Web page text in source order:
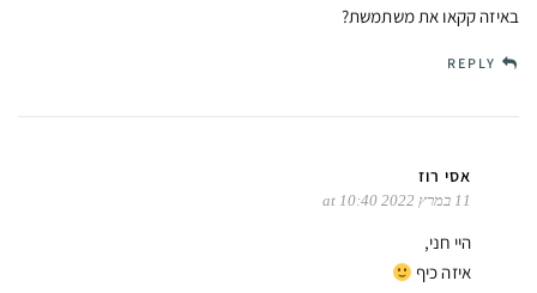
באיזה קקאו את משתמשת?
REPLY
אסי רוז
11 במרץ 2022 at 10:40
היי חני,
איזה כיף